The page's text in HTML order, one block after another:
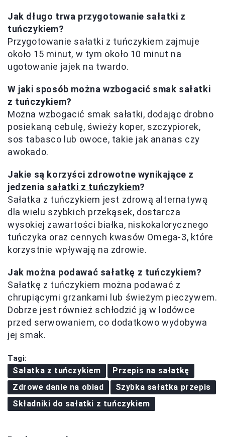
Jak długo trwa przygotowanie sałatki z
tuńczykiem?
Przygotowanie sałatki z tuńczykiem zajmuje
około 15 minut, w tym około 10 minut na
ugotowanie jajek na twardo.
W jaki sposób można wzbogacić smak sałatki
z tuńczykiem?
Można wzbogacić smak sałatki, dodając drobno
posiekaną cebulę, świeży koper, szczypiorek,
sos tabasco lub owoce, takie jak ananas czy
awokado.
Jakie są korzyści zdrowotne wynikające z
jedzenia sałatki z tuńczykiem?
Sałatka z tuńczykiem jest zdrową alternatywą
dla wielu szybkich przekąsek, dostarcza
wysokiej zawartości białka, niskokalorycznego
tuńczyka oraz cennych kwasów Omega-3, które
korzystnie wpływają na zdrowie.
Jak można podawać sałatkę z tuńczykiem?
Sałatkę z tuńczykiem można podawać z
chrupiącymi grzankami lub świeżym pieczywem.
Dobrze jest również schłodzić ją w lodówce
przed serwowaniem, co dodatkowo wydobywa
jej smak.
Tagi:
Sałatka z tuńczykiem
Przepis na sałatkę
Zdrowe danie na obiad
Szybka sałatka przepis
Składniki do sałatki z tuńczykiem